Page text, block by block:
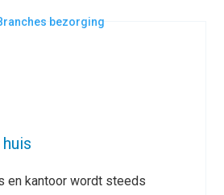
en kantoor wordt steeds